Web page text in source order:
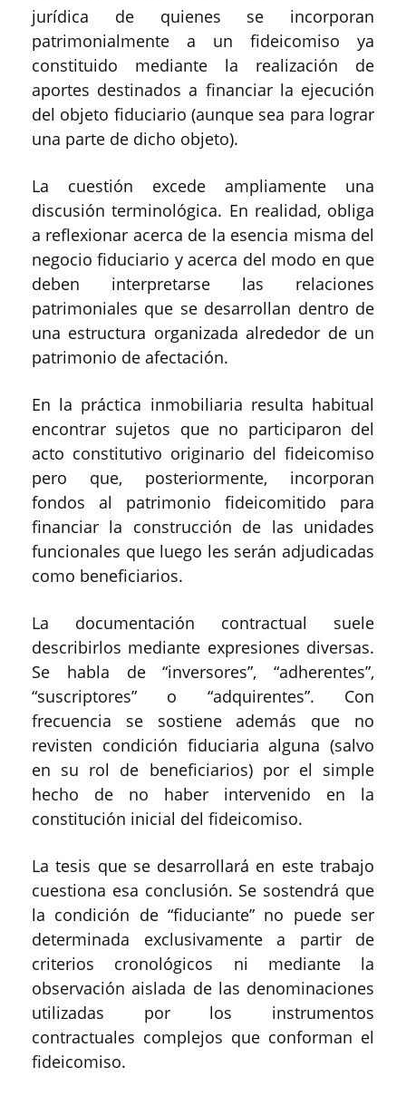
jurídica de quienes se incorporan
patrimonialmente a un fideicomiso ya
constituido mediante la realización de
aportes destinados a financiar la ejecución
del objeto fiduciario (aunque sea para lograr
una parte de dicho objeto).
La cuestión excede ampliamente una
discusión terminológica. En realidad, obliga
a reflexionar acerca de la esencia misma del
negocio fiduciario y acerca del modo en que
deben interpretarse las relaciones
patrimoniales que se desarrollan dentro de
una estructura organizada alrededor de un
patrimonio de afectación.
En la práctica inmobiliaria resulta habitual
encontrar sujetos que no participaron del
acto constitutivo originario del fideicomiso
pero que, posteriormente, incorporan
fondos al patrimonio fideicomitido para
financiar la construcción de las unidades
funcionales que luego les serán adjudicadas
como beneficiarios.
La documentación contractual suele
describirlos mediante expresiones diversas.
Se habla de “inversores”, “adherentes”,
“suscriptores” o “adquirentes”. Con
frecuencia se sostiene además que no
revisten condición fiduciaria alguna (salvo
en su rol de beneficiarios) por el simple
hecho de no haber intervenido en la
constitución inicial del fideicomiso.
La tesis que se desarrollará en este trabajo
cuestiona esa conclusión. Se sostendrá que
la condición de “fiduciante” no puede ser
determinada exclusivamente a partir de
criterios cronológicos ni mediante la
observación aislada de las denominaciones
utilizadas por los instrumentos
contractuales complejos que conforman el
fideicomiso.